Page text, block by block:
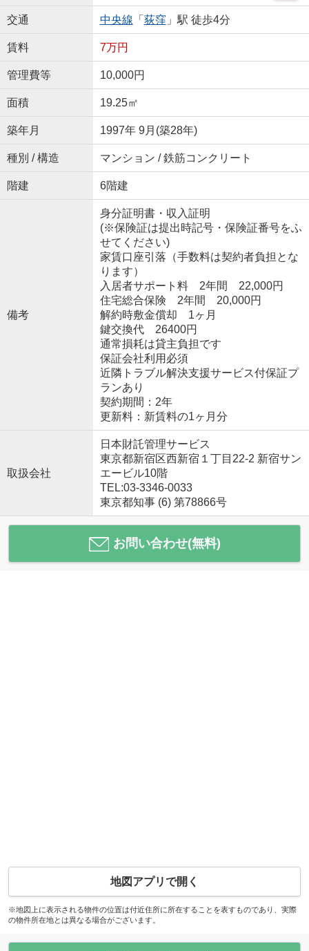
交通 中央線 「 荻窪 」駅 徒歩4分
賃料 7万円
管理費等 10,000円
面積 19.25㎡
築年月 1997年 9月(築28年)
種別 / 構造 マンション / 鉄筋コンクリート
階建 6階建
備考
身分証明書・収入証明
(※保険証は提出時記号・保険証番号をふ
せてください)
家賃口座引落（手数料は契約者負担とな
ります）
入居者サポート料 2年間 22,000円
住宅総合保険 2年間 20,000円
解約時敷金償却 1ヶ月
鍵交換代 26400円
通常損耗は貸主負担です
保証会社利用必須
近隣トラブル解決支援サービス付保証プ
ランあり
契約期間：2年
更新料：新賃料の1ヶ月分
取扱会社
日本財託管理サービス
東京都新宿区西新宿１丁目22-2 新宿サン
エービル10階
TEL:03-3346-0033
東京都知事 (6) 第78866号
お問い合わせ(無料)
地図アプリで開く
※地図上に表示される物件の位置は付近住所に所在することを表すものであり、実際
の物件所在地とは異なる場合がございます。